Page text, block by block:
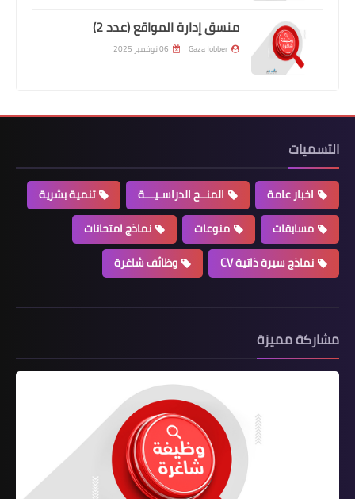
منسق إدارة المواقع (عدد 2)
Gaza Jobber 06 نوفمبر 2025
التسميات
اخبار عامة المنــح الدراسـيـــة
تنمية بشرية
مسابقات
منوعات
نماذج امتحانات
نماذج سيرة ذاتية CV
وظائف شاغرة
مشاركة مميزة